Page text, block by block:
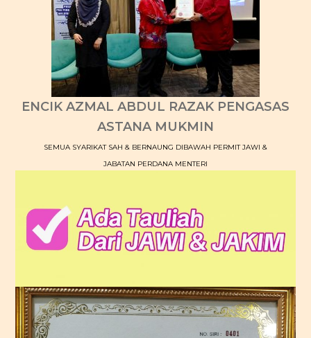
ENCIK AZMAL ABDUL RAZAK PENGASAS
ASTANA MUKMIN
SEMUA SYARIKAT SAH & BERNAUNG DIBAWAH PERMIT JAWI &
JABATAN PERDANA MENTERI